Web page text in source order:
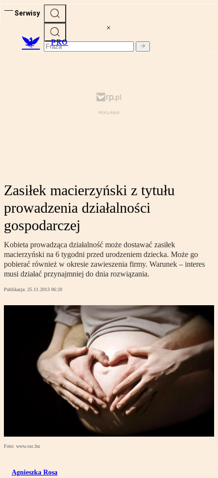
Serwisy
PRO
Zasiłek macierzyński z tytułu
prowadzenia działalności
gospodarczej
Kobieta prowadząca działalność może dostawać zasiłek
macierzyński na 6 tygodni przed urodzeniem dziecka. Może go
pobierać również w okresie zawieszenia firmy. Warunek – interes
musi działać przynajmniej do dnia rozwiązania.
Publikacja: 25.11.2013 06:20
Foto: www.sxc.hu
Agnieszka Rosa